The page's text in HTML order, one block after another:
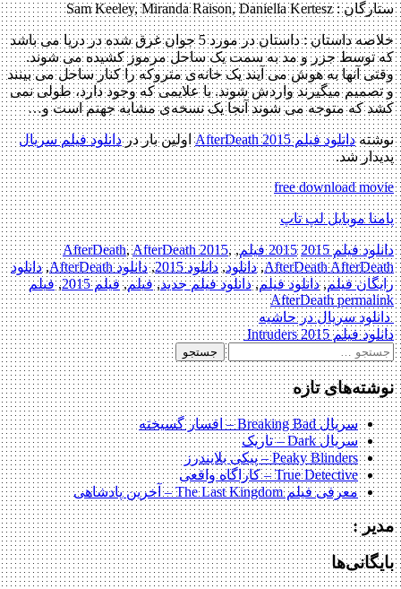
ستارگان : Sam Keeley, Miranda Raison, Daniella Kertesz
خلاصه داستان :
داستان در مورد 5 جوان غرق شده در دریا می باشد
که توسط جزر و مد به سمت یک ساحل مرموز کشیده می شوند.
وقتی آنها به هوش می آیند یک خانه‌ی متروکه را کنار ساحل می بینند
و تصمیم میگیرند واردش شوند. با علایمی که وجود دارد، طولی نمی
کشد که متوجه می شوند آنجا یک نسخه‌ی مشابه جهنم است و…
نوشتهدانلود فیلم AfterDeath 2015 اولین بار دردانلود فیلم سریال
پدیدار شد.
free download movie
پامنا موبایل لپ تاپ
دانلود فیلم 2015 2015 فیلم ,
AfterDeath,AfterDeath 2015,
AfterDeath AfterDeath
,دانلود,دانلود 2015 ,دانلود AfterDeath ,دانلود
رایگان فیلم,دانلود فیلم,دانلود فیلم جدید,فیلم,فیلم 2015 ,فیلم
AfterDeathpermalink
Post
navigation
دانلود سریال در حاشیه
دانلود فیلم Intruders 2015
جستجو
برای:
نوشته‌های تازه
سریال Breaking Bad – افسار گسیخته
سریال Dark – تاریک
Peaky Blinders – پیکی بلایندرز
True Detective – کاراگاه واقعی
معرفی فیلم The Last Kingdom – آخرین پادشاهی
مدیر :
بایگانی‌ها